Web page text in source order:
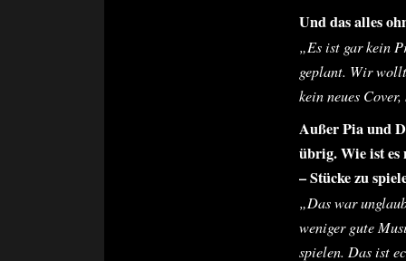
Und das alles
„Es ist gar kein
geplant. Wir
kein neues
Außer Pia und
übrig. Wie ist es
– Stücke zu
„Das war
weniger gute
spielen. Das ist